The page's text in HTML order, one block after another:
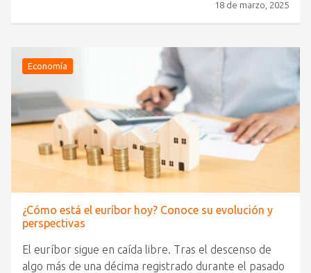
18 de marzo, 2025
Economía
¿Cómo está el euríbor hoy? Conoce su evolución y
perspectivas
El euríbor sigue en caída libre. Tras el descenso de
algo más de una décima registrado durante el pasado